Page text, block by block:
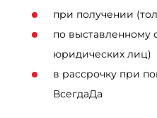
при получении
по выставленному
юридических лиц)
в рассрочку при
ВсегдаДа